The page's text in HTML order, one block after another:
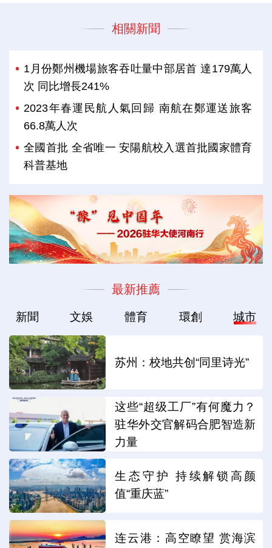
相關新聞
1月份鄭州機場旅客吞吐量中部居首 達179萬人
次 同比增長241%
2023年春運民航人氣回歸 南航在鄭運送旅客
66.8萬人次
全國首批 全省唯一 安陽航校入選首批國家體育
科普基地
最新推薦
新聞 文娛 體育 環創 城市
苏州：校地共创“同里诗光”
这些“超级工厂”有何魔力？
驻华外交官解码合肥智造新
力量
生态守护 持续解锁高颜
值“重庆蓝”
连云港：高空瞭望 赏海滨